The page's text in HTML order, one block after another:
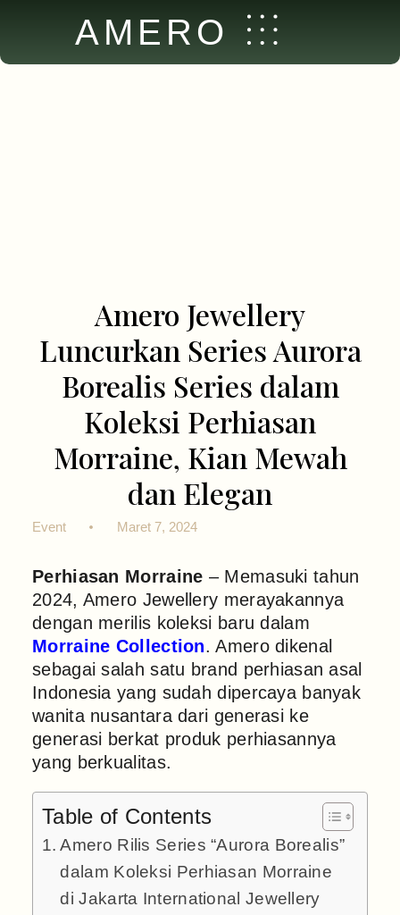
AMERO
Amero Jewellery
Luncurkan Series Aurora
Borealis Series dalam
Koleksi Perhiasan
Morraine, Kian Mewah
dan Elegan
Event Maret 7, 2024
Perhiasan Morraine – Memasuki tahun
2024, Amero Jewellery merayakannya
dengan merilis koleksi baru dalam
Morraine Collection. Amero dikenal
sebagai salah satu brand perhiasan asal
Indonesia yang sudah dipercaya banyak
wanita nusantara dari generasi ke
generasi berkat produk perhiasannya
yang berkualitas.
Table of Contents
Amero Rilis Series “Aurora Borealis”
dalam Koleksi Perhiasan Morraine
di Jakarta International Jewellery